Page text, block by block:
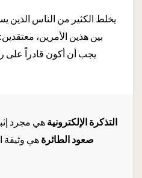
يخلط الكثير من الناس الذين
بين هذين الأمرين،
يجب أن أكون قادراً على
التذكرة الإلكترونية هي مجرد
صعود الطائرة هي وثيقة